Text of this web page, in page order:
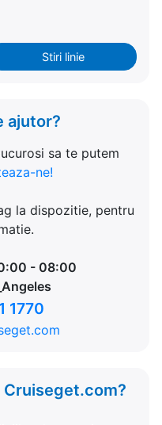
Stiri linie
ajutor?
sa te putem
ne!
la dispozitie, pentru
- 08:00
1770